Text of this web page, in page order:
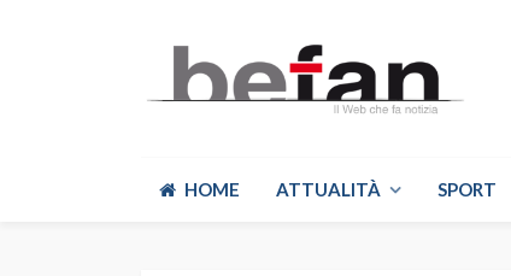
HOME ATTUALITÀ SPORT